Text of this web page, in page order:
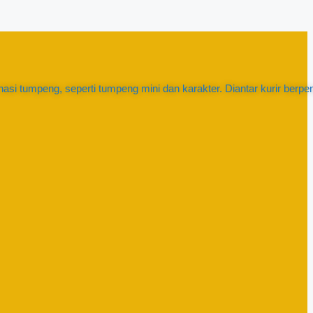
tumpeng, seperti tumpeng mini dan karakter. Diantar kurir